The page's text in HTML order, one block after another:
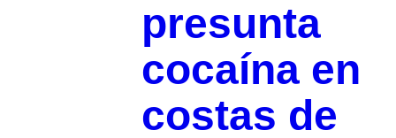
presunta
cocaína en
costas de